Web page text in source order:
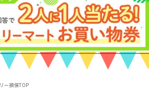
ー損保TOP